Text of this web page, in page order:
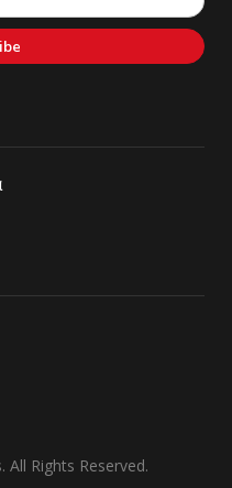
Rights Reserved.